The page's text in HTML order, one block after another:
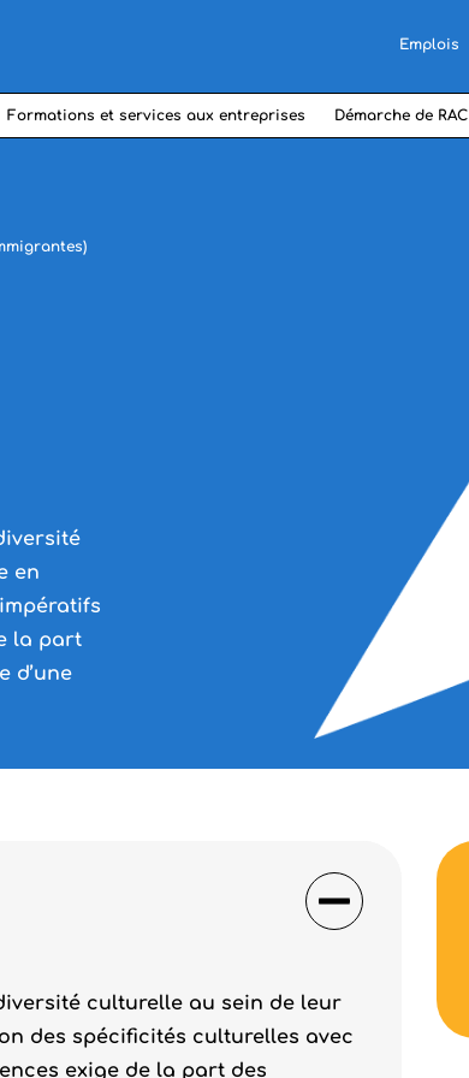
Emplois
Formations et services aux entreprises Démarche de RAC
en
la part
d’une
culturelle au sein de leur
des spécificités culturelles avec
exige de la part des